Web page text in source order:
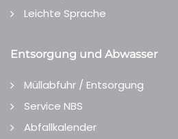
Leichte Sprache
Entsorgung und Abwasser
Müllabfuhr / Entsorgung
Service NBS
Abfallkalender